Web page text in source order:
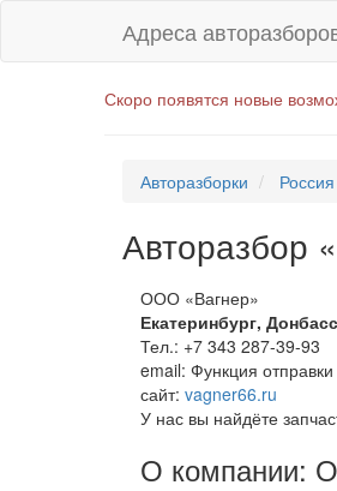
Адреса
Скоро появятся новые
Авторазборки Россия
Авторазбор
ООО «Вагнер»
Екатеринбург,
Тел.: +7 343 287-39-93
email: Функция
сайт: vagner66.ru
У нас вы найдёте
О компании: